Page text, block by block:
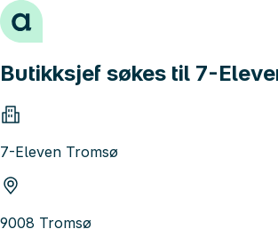
Hopp til innhold
Butikksjef søkes til 7-
7-Eleven Tromsø
9008 Tromsø